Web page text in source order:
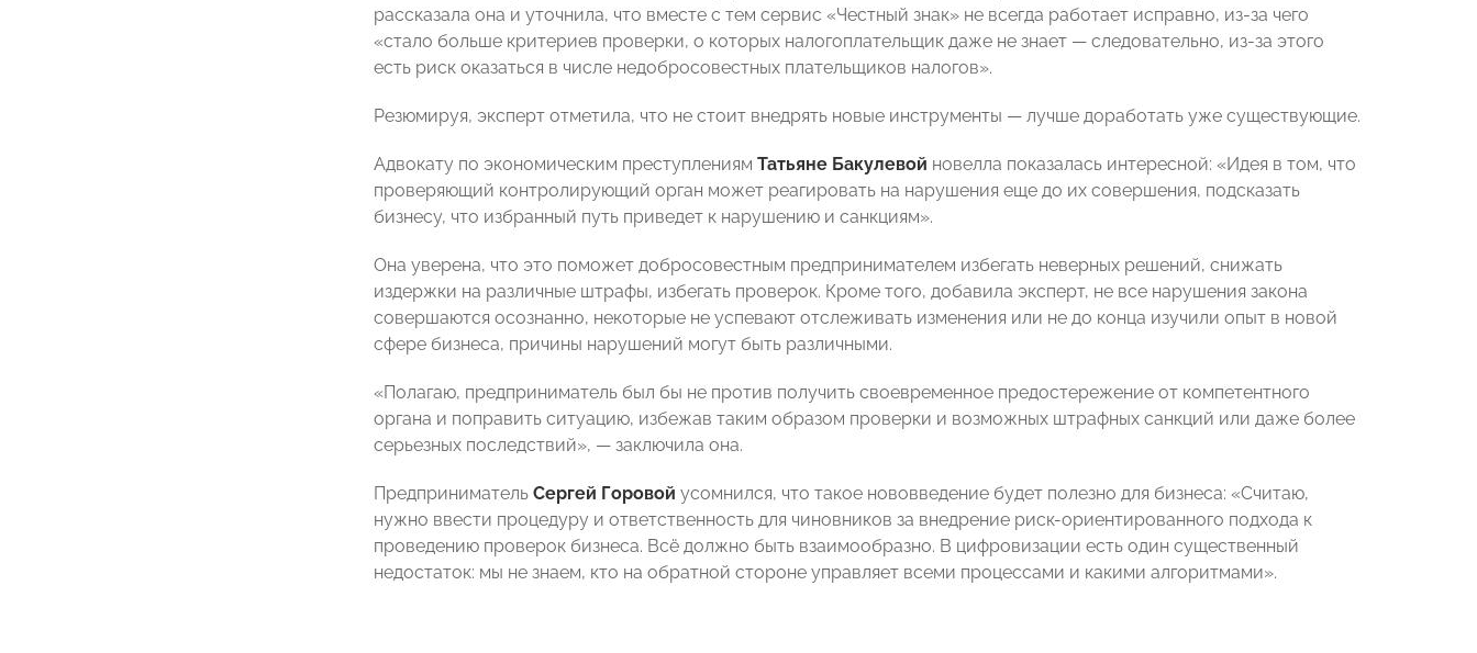
рассказала она и уточнила, что вместе с тем сервис «Честный знак» не всегда работает исправно, из-за чего
«стало больше критериев проверки, о которых налогоплательщик даже не знает — следовательно, из-за этого
есть риск оказаться в числе недобросовестных плательщиков налогов».
Резюмируя, эксперт отметила, что не стоит внедрять новые инструменты — лучше доработать уже существующие.
Адвокату по экономическим преступлениям Татьяне Бакулевой новелла показалась интересной: «Идея в том, что
проверяющий контролирующий орган может реагировать на нарушения еще до их совершения, подсказать
бизнесу, что избранный путь приведет к нарушению и санкциям».
Она уверена, что это поможет добросовестным предпринимателем избегать неверных решений, снижать
издержки на различные штрафы, избегать проверок. Кроме того, добавила эксперт, не все нарушения закона
совершаются осознанно, некоторые не успевают отслеживать изменения или не до конца изучили опыт в новой
сфере бизнеса, причины нарушений могут быть различными.
«Полагаю, предприниматель был бы не против получить своевременное предостережение от компетентного
органа и поправить ситуацию, избежав таким образом проверки и возможных штрафных санкций или даже более
серьезных последствий», — заключила она.
Предприниматель Сергей Горовой усомнился, что такое нововведение будет полезно для бизнеса: «Считаю,
нужно ввести процедуру и ответственность для чиновников за внедрение риск-ориентированного подхода к
проведению проверок бизнеса. Всё должно быть взаимообразно. В цифровизации есть один существенный
недостаток: мы не знаем, кто на обратной стороне управляет всеми процессами и какими алгоритмами».